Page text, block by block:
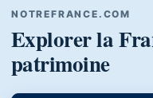
NOTREFRANCE.COM
Explorer la
patrimoine